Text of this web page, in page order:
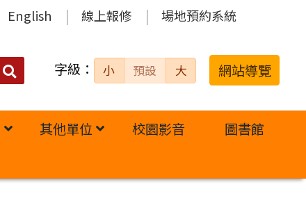
English 線上報修 場地預約系統
搜
字級： 小 預設 大 網站導覽
其他單位 校園影音
圖書館